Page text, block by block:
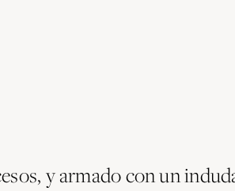
y armado con un